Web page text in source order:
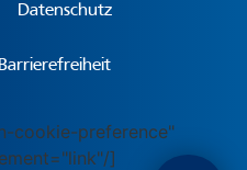
Datenschutz
cookie-preference"
]